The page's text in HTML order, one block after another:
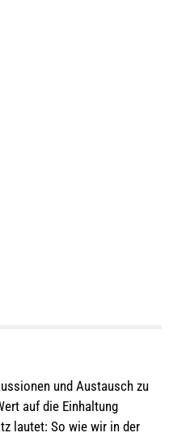
und Austausch zu
auf die Einhaltung
lautet: So wie wir in der